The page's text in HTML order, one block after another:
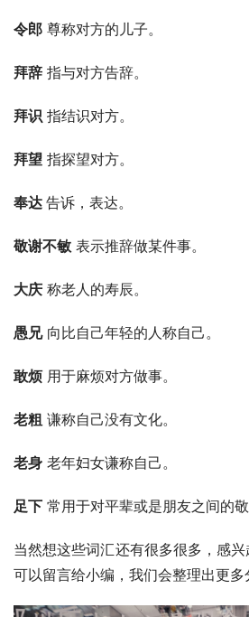
令郎 尊称对方的儿子。
拜辞 指与对方告辞。
拜识 指结识对方。
拜望 指探望对方。
奉达 告诉，表达。
敬谢不敏 表示推辞做某件事。
大庆 称老人的寿辰。
愚兄 向比自己年轻的人称自己。
敢烦 用于麻烦对方做事。
老粗 谦称自己没有文化。
老身 老年妇女谦称自己。
足下 常用于对平辈或是朋友之间的敬
当然想这些词汇还有很多很多，感
可以留言给小编，我们会整理出更多